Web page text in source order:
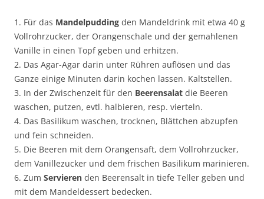
1. Für das Mandelpudding den Mandeldrink mit etwa 40 g
Vollrohrzucker, der Orangenschale und der gemahlenen
Vanille in einen Topf geben und erhitzen.
2. Das Agar-Agar darin unter Rühren auflösen und das
Ganze einige Minuten darin kochen lassen. Kaltstellen.
3. In der Zwischenzeit für den Beerensalat die Beeren
waschen, putzen, evtl. halbieren, resp. vierteln.
4. Das Basilikum waschen, trocknen, Blättchen abzupfen
und fein schneiden.
5. Die Beeren mit dem Orangensaft, dem Vollrohrzucker,
dem Vanillezucker und dem frischen Basilikum marinieren.
6. Zum Servieren den Beerensalt in tiefe Teller geben und
mit dem Mandeldessert bedecken.